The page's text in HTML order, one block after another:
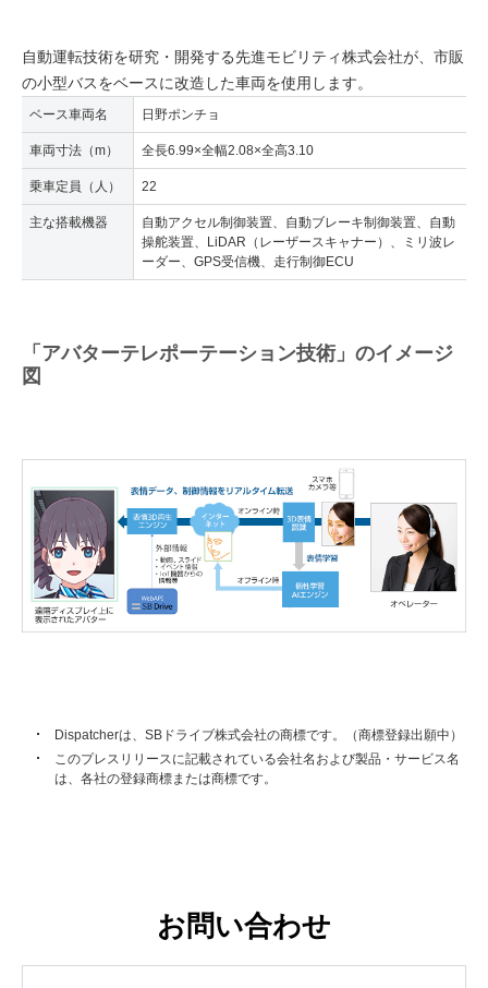
自動運転技術を研究・開発する先進モビリティ株式会社が、市販
の小型バスをベースに改造した車両を使用します。
ベース車両名 日野ポンチョ
車両寸法（m） 全長6.99×全幅2.08×全高3.10
乗車定員（人） 22
主な搭載機器
自動アクセル制御装置、自動ブレーキ制御装置、自動
操舵装置、LiDAR（レーザースキャナー）、ミリ波レ
ーダー、GPS受信機、走行制御ECU
「アバターテレポーテーション技術」のイメージ
図
Dispatcherは、SBドライブ株式会社の商標です。（商標登録出願中）
このプレスリリースに記載されている会社名および製品・サービス名
は、各社の登録商標または商標です。
お問い合わせ